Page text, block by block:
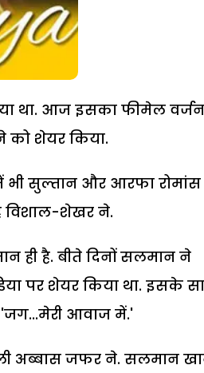
था. आज इसका फीमेल वर्जन
को शेयर किया.
भी सुल्तान और आरफा रोमांस
विशाल-शेखर ने.
है. बीते दिनों सलमान ने
पर शेयर किया था. इसके
आवाज में.'
अब्बास जफर ने. सलमान